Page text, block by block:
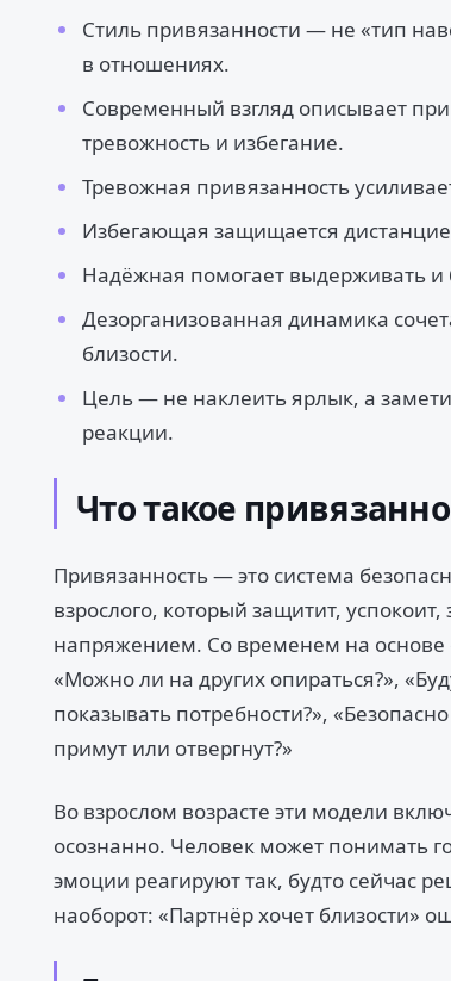
Стиль привязанности — не «тип
в отношениях.
Современный взгляд описывает
тревожность и избегание.
Тревожная привязанность
Избегающая защищается
Надёжная помогает выдерживать и
Дезорганизованная динамика
близости.
Цель — не наклеить ярлык, а
реакции.
Что такое
Привязанность — это система
взрослого, который защитит,
напряжением. Со временем на
«Можно ли на других опираться?»,
показывать потребности?»,
примут или отвергнут?»
Во взрослом возрасте эти модели
осознанно. Человек может понимать
эмоции реагируют так, будто сейчас
наоборот: «Партнёр хочет близости»